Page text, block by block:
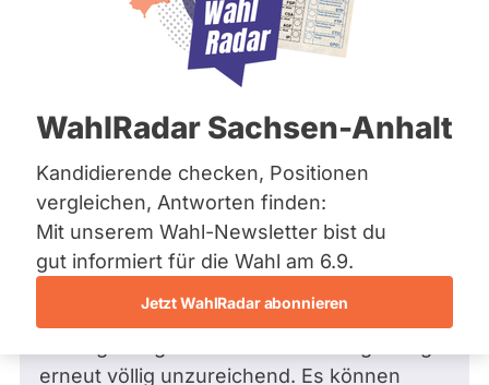
Bremen
Hamburg
Mecklenburg-Vorpommern
Nordrhein-Westfalen
Saarland
Sachsen
Sachsen-Anhalt
Sachsen-Anhalt
Schleswig-Holstein
Thüringen
Archiv
Über uns
WahlRadar Sachsen-Anhalt
Kandidierende checken, Positionen
vergleichen, Antworten finden:
Mit unserem Wahl-Newsletter bist du
gut informiert für die Wahl am 6.9.
Jetzt WahlRadar abonnieren
28.05.2025
Warum gibt es denn schon wieder
keine oder nur völlig unzureichende
Mittel für die soziale
Wohnraumförderung?
Sehr geehrter Herr Dörflinger,
Wohnraumförderung sind -trotz des
erneut völlig unzureichend. Es können